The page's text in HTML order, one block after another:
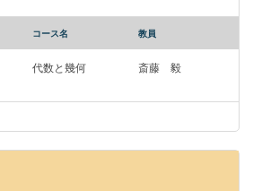
コース名 教員
代数と幾何 斎藤 毅